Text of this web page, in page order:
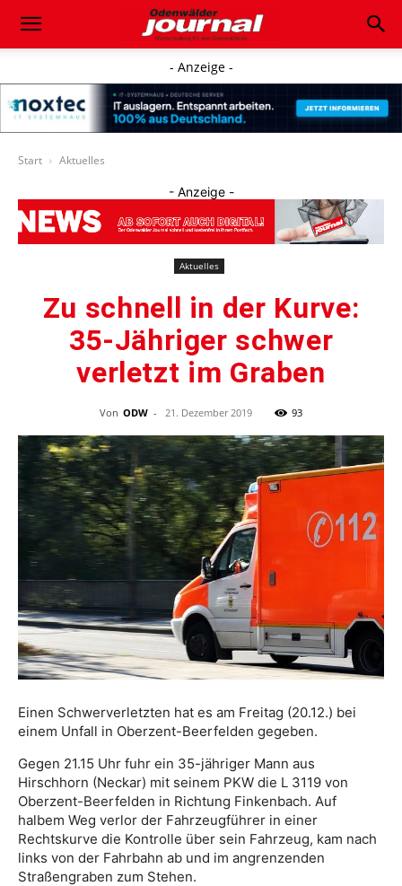
- Anzeige -
Start Aktuelles
- Anzeige -
Aktuelles
Zu schnell in der Kurve:
35-Jähriger schwer
verletzt im Graben
Von ODW - 21. Dezember 2019 93
Einen Schwerverletzten hat es am Freitag (20.12.) bei
einem Unfall in Oberzent-Beerfelden gegeben.
Gegen 21.15 Uhr fuhr ein 35-jähriger Mann aus
Hirschhorn (Neckar) mit seinem PKW die L 3119 von
Oberzent-Beerfelden in Richtung Finkenbach. Auf
halbem Weg verlor der Fahrzeugführer in einer
Rechtskurve die Kontrolle über sein Fahrzeug, kam nach
links von der Fahrbahn ab und im angrenzenden
Straßengraben zum Stehen.